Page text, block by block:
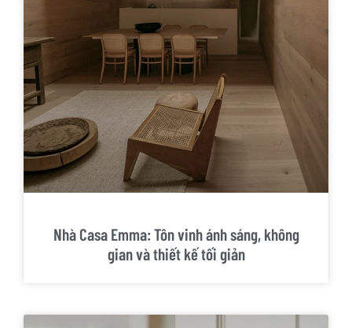
Nhà Casa Emma: Tôn vinh ánh sáng, không
gian và thiết kế tối giản